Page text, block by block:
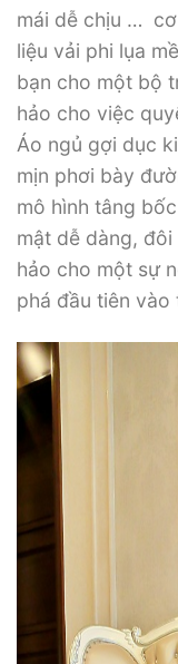
mái dễ chịu …
liệu vải phi lụa
bạn cho một bộ
hảo cho việc
Áo ngủ gợi dục
mịn phơi bày
mô hình tâng
mật dễ dàng,
hảo cho một sự
phá đầu tiên vào